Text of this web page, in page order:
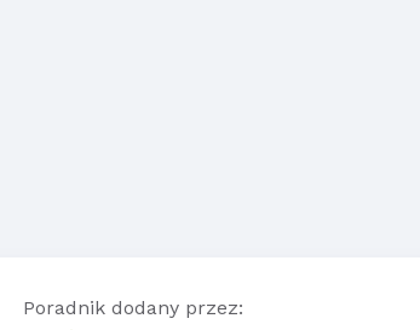
Poradnik dodany przez: